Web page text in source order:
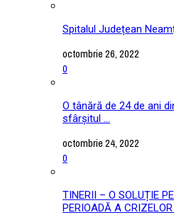
Spitalul Județean
octombrie 26, 2022
0
O tânără de 24 de ani
sfârșitul ...
octombrie 24, 2022
0
TINERII – O SOLUȚIE
PERIOADĂ A